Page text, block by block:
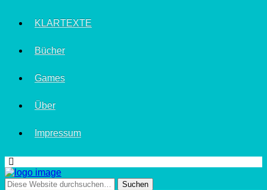
KLARTEXTE
Bücher
Games
Über
Impressum